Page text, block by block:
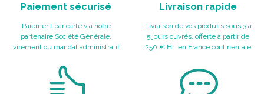
Paiement sécurisé
Paiement par carte via notre
partenaire Société Générale,
virement ou mandat administratif
Livraison rapide
Livraison de vos produits sous 3 à
5 jours ouvrés, offerte à partir de
250 € HT en France continentale